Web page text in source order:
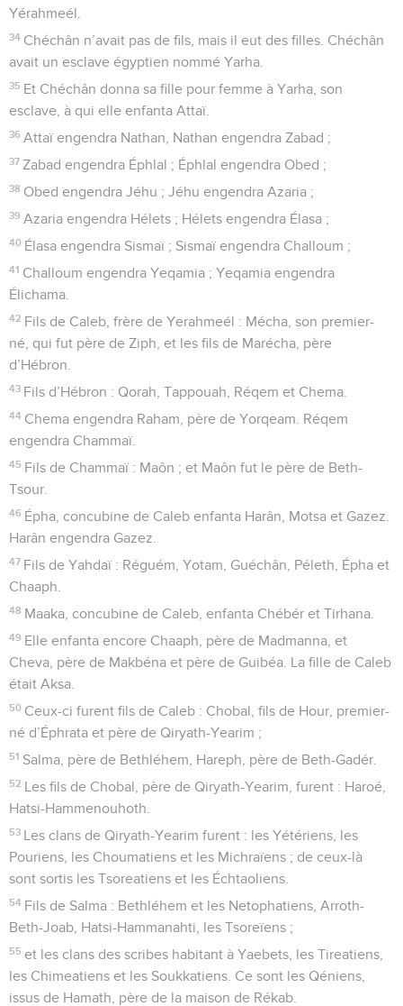
Yérahmeél.
34 Chéchân n’avait pas de fils, mais il eut des filles. Chéchân
avait un esclave égyptien nommé Yarha.
35 Et Chéchân donna sa fille pour femme à Yarha, son
esclave, à qui elle enfanta Attaï.
36 Attaï engendra Nathan, Nathan engendra Zabad ;
37 Zabad engendra Éphlal ; Éphlal engendra Obed ;
38 Obed engendra Jéhu ; Jéhu engendra Azaria ;
39 Azaria engendra Hélets ; Hélets engendra Élasa ;
40 Élasa engendra Sismaï ; Sismaï engendra Challoum ;
41 Challoum engendra Yeqamia ; Yeqamia engendra
Élichama.
42 Fils de Caleb, frère de Yerahmeél : Mécha, son premier-
né, qui fut père de Ziph, et les fils de Marécha, père
d’Hébron.
43 Fils d’Hébron : Qorah, Tappouah, Réqem et Chema.
44 Chema engendra Raham, père de Yorqeam. Réqem
engendra Chammaï.
45 Fils de Chammaï : Maôn ; et Maôn fut le père de Beth-
Tsour.
46 Épha, concubine de Caleb enfanta Harân, Motsa et Gazez.
Harân engendra Gazez.
47 Fils de Yahdaï : Réguém, Yotam, Guéchân, Péleth, Épha et
Chaaph.
48 Maaka, concubine de Caleb, enfanta Chébér et Tirhana.
49 Elle enfanta encore Chaaph, père de Madmanna, et
Cheva, père de Makbéna et père de Guibéa. La fille de Caleb
était Aksa.
50 Ceux-ci furent fils de Caleb : Chobal, fils de Hour, premier-
né d’Éphrata et père de Qiryath-Yearim ;
51 Salma, père de Bethléhem, Hareph, père de Beth-Gadér.
52 Les fils de Chobal, père de Qiryath-Yearim, furent : Haroé,
Hatsi-Hammenouhoth.
53 Les clans de Qiryath-Yearim furent : les Yétériens, les
Pouriens, les Choumatiens et les Michraïens ; de ceux-là
sont sortis les Tsoreatiens et les Échtaoliens.
54 Fils de Salma : Bethléhem et les Netophatiens, Arroth-
Beth-Joab, Hatsi-Hammanahti, les Tsoreïens ;
55 et les clans des scribes habitant à Yaebets, les Tireatiens,
les Chimeatiens et les Soukkatiens. Ce sont les Qéniens,
issus de Hamath, père de la maison de Rékab.